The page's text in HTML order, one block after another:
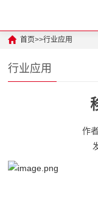
首页>>行业应用
行业应用
作